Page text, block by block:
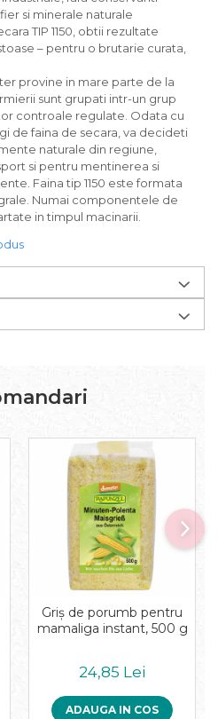
si minerale naturale
TIP 1150, obtii rezultate
– pentru o brutarie curata,
provine in mare parte de la
sunt grupati intr-un grup
controale regulate. Odata cu
de faina de secara, va decideti
naturale din regiune,
si pentru mentinerea si
Faina tip 1150 este formata
Numai componentele de
in timpul macinarii.
Griş de porumb pentru
mamaliga instant, 500 g
24,85 Lei
ADAUGA IN COS